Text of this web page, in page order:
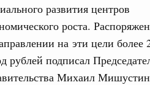
развития центров
роста.
на эти цели более
рублей подписал
Михаил
профессиональный праздник